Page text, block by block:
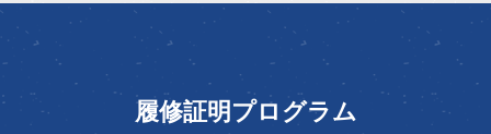
履修証明プログラム